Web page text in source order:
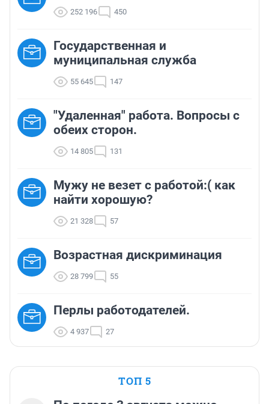
252 196 450
Государственная и
муниципальная служба
55 645 147
"Удаленная" работа. Вопросы с
обеих сторон.
14 805 131
Мужу не везет с работой:( как
найти хорошую?
21 328 57
Возрастная дискриминация
28 799 55
Перлы работодателей.
4 937 27
ТОП 5